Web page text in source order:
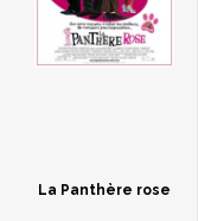
La Panthère rose